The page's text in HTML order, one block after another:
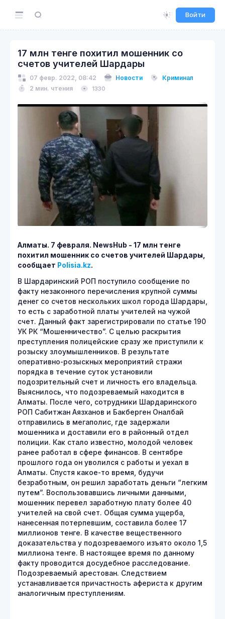
Войти
17 млн тенге похитил мошенник со
счетов учителей Шардары
07 февр. 2022, 08:42 Новости
Криминал
2 мин. чтения
1330
Алматы. 7 февраля. NewsHub - 17 млн тенге
похитил мошенник со счетов учителей Шардары,
сообщает Polisia.kz.
В Шардаринский РОП поступило сообщение по
факту незаконного перечисления крупной суммы
денег со счетов нескольких школ города Шардары,
то есть с заработной платы учителей на чужой
счет. Данный факт зарегистрировали по статье 190
УК РК “Мошенничество”. С целью раскрытия
преступления полицейские сразу же приступили к
розыску злоумышленников. В результате
оперативно-розыскных мероприятий стражи
порядка в течение суток установили
подозрительный счет и личность его владельца.
Выяснилось, что подозреваемый находится в
Алматы. После чего, сотрудники Шардаринского
РОП Сабитжан Аязханов и Бакберген Оналбай
отправились в мегаполис, где задержали
мошенника и доставили его в районный отдел
полиции. Как стало известно, молодой человек
ранее работал в сфере финансов. В сентябре
прошлого года он уволился с работы и уехал в
Алматы. Спустя какое-то время, будучи
безработным, он решил заработать деньги “легким
путем”. Воспользовавшись личными данными,
мошенник перевел заработную плату более 40
учителей на свой счет. Общая сумма ущерба,
нанесенная потерпевшим, составила более 17
миллионов тенге. В качестве вещественного
доказательства у подозреваемого изъято около 1,5
миллиона тенге. В настоящее время по данному
факту проводится досудебное расследование.
Подозреваемый арестован. Следствием
устанавливается причастность афериста к другим
аналогичным преступлениям.